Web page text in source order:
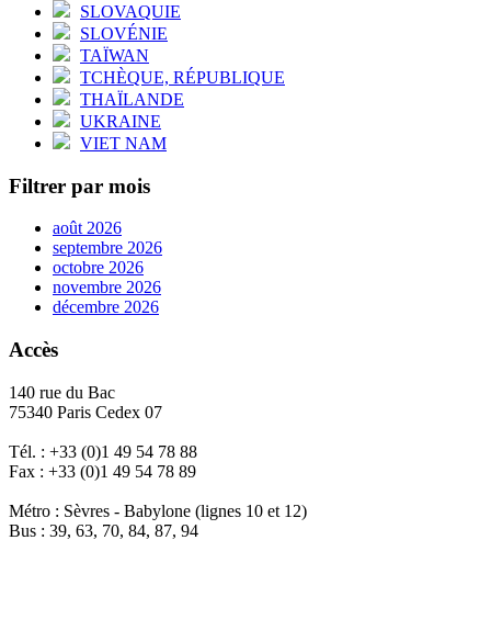
SLOVAQUIE
SLOVÉNIE
TAÏWAN
TCHÈQUE, RÉPUBLIQUE
THAÏLANDE
UKRAINE
VIET NAM
Filtrer par mois
août 2026
septembre 2026
octobre 2026
novembre 2026
décembre 2026
Accès
140 rue du Bac
75340 Paris Cedex 07
Tél. : +33 (0)1 49 54 78 88
Fax : +33 (0)1 49 54 78 89
Métro : Sèvres - Babylone (lignes 10 et 12)
Bus : 39, 63, 70, 84, 87, 94